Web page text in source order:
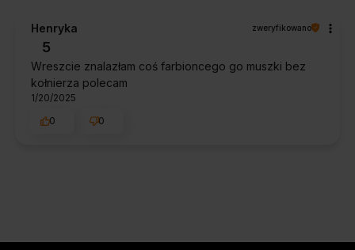
Henryka zweryfikowano
5
Wreszcie znalazłam coś farbioncego go muszki bez
kołnierza polecam
1/20/2025
0
0